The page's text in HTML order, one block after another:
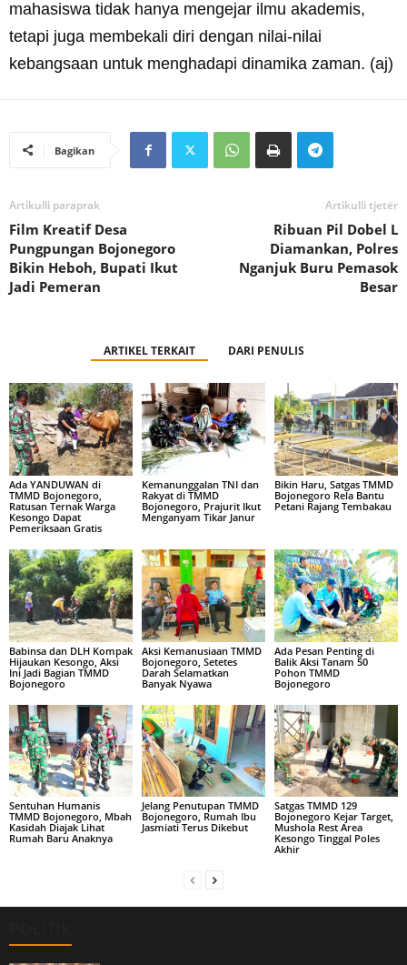
mahasiswa tidak hanya mengejar ilmu akademis,
tetapi juga membekali diri dengan nilai-nilai
kebangsaan untuk menghadapi dinamika zaman. (aj)
Bagikan
Artikulli paraprak
Film Kreatif Desa
Pungpungan Bojonegoro
Bikin Heboh, Bupati Ikut
Jadi Pemeran
Artikulli tjetër
Ribuan Pil Dobel L
Diamankan, Polres
Nganjuk Buru Pemasok
Besar
ARTIKEL TERKAIT DARI PENULIS
Ada YANDUWAN di
TMMD Bojonegoro,
Ratusan Ternak Warga
Kesongo Dapat
Pemeriksaan Gratis
Kemanunggalan TNI dan
Rakyat di TMMD
Bojonegoro, Prajurit Ikut
Menganyam Tikar Janur
Bikin Haru, Satgas TMMD
Bojonegoro Rela Bantu
Petani Rajang Tembakau
Babinsa dan DLH Kompak
Hijaukan Kesongo, Aksi
Ini Jadi Bagian TMMD
Bojonegoro
Aksi Kemanusiaan TMMD
Bojonegoro, Setetes
Darah Selamatkan
Banyak Nyawa
Ada Pesan Penting di
Balik Aksi Tanam 50
Pohon TMMD
Bojonegoro
Sentuhan Humanis
TMMD Bojonegoro, Mbah
Kasidah Diajak Lihat
Rumah Baru Anaknya
Jelang Penutupan TMMD
Bojonegoro, Rumah Ibu
Jasmiati Terus Dikebut
Satgas TMMD 129
Bojonegoro Kejar Target,
Mushola Rest Area
Kesongo Tinggal Poles
Akhir